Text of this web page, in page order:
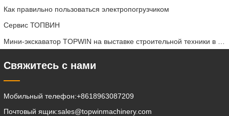
Как правильно пользоваться электропогрузчиком
Сервис ТОПВИН
Свяжитесь с нами
Мобильный телефон:+8618963087209
Почтовый ящик:sales@topwinmachinery.com